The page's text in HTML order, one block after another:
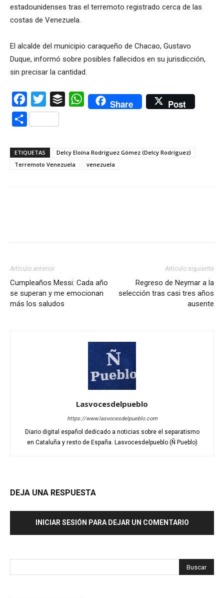
estadounidenses tras el terremoto registrado cerca de las
costas de Venezuela.
El alcalde del municipio caraqueño de Chacao, Gustavo
Duque, informó sobre posibles fallecidos en su jurisdicción,
sin precisar la cantidad.
Facebook
Twitter Buffer WhatsAppShare Post
Compartir
ETIQUETAS
Delcy Eloína Rodríguez Gómez (Delcy Rodríguez)
Terremoto Venezuela
venezuela
Artículo anterior
Cumpleaños Messi: Cada año
se superan y me emocionan
más los saludos
Artículo siguiente
Regreso de Neymar a la
selección tras casi tres años
ausente
Lasvocesdelpueblo
https://www.lasvocesdelpueblo.com
Diario digital español dedicado a noticias sobre el separatismo
en Cataluña y resto de España. Lasvocesdelpueblo (Ñ Pueblo)
DEJA UNA RESPUESTA
INICIAR SESIÓN PARA DEJAR UN COMENTARIO